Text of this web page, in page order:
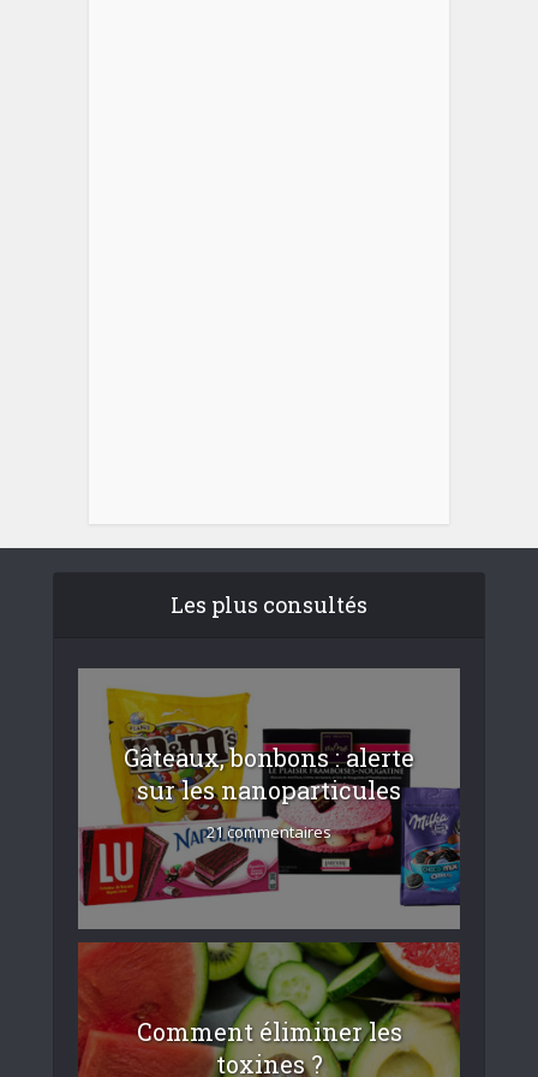
Les plus consultés
Gâteaux, bonbons : alerte
sur les nanoparticules
21 commentaires
Comment éliminer les
toxines ?